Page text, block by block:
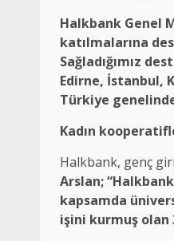
Halkbank Genel
katılmalarına
Sağladığımız
Edirne, İstanbul,
Türkiye
Kadın
Halkbank, genç
Arslan;
kapsamda ü
işini kurmuş olan